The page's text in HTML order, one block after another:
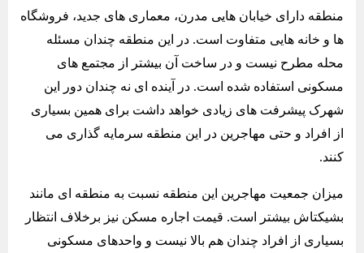
منطقه دارای خیابان هایی مدرن، معماری های جدید، فروشگاه
ها و خانه هایی متفاوت است. در این منطقه چندان مسئله
محله مطرح نیست و در ساخت آن بیشتر از مجتمع های
مسکونی استفاده شده است. در آینده ای نه چندان دور این
شهرک پیشرفت های زیادی خواهد داشت برای همین بسیاری
از افراد و حتی مهاجرین در این منطقه سرمایه گذاری می
کنند.
میزان جمعیت مهاجرین این منطقه نسبت به منطقه ای مانند
بشیکتاش بیشتر است. قیمت اجاره مسکن نیز برخلاف انتظار
بسیاری از افراد چندان هم بالا نیست و واحدهای مسکونی